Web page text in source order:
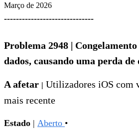
Março de 2026
------------------------------
Problema 2948 |
dados, causando uma perda de
A afetar | Utilizadores iOS com
mais recente
Estado | Aberto •